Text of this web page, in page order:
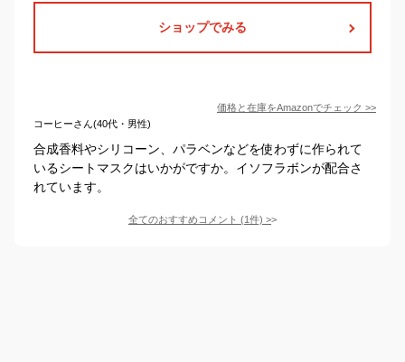
ショップでみる
価格と在庫をAmazonでチェック >>
コーヒーさん(40代・男性)
合成香料やシリコーン、パラベンなどを使わずに作られて
いるシートマスクはいかがですか。イソフラボンが配合さ
れています。
全てのおすすめコメント (1件) >